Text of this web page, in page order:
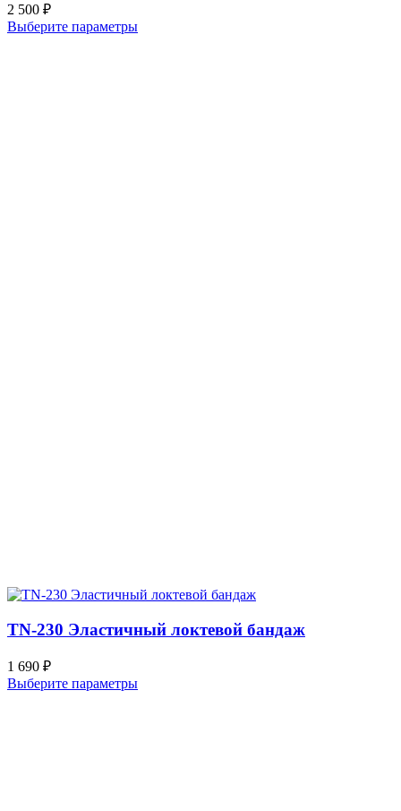
2 500 ₽
Выберите параметры
TN-230 Эластичный локтевой бандаж
1 690 ₽
Выберите параметры